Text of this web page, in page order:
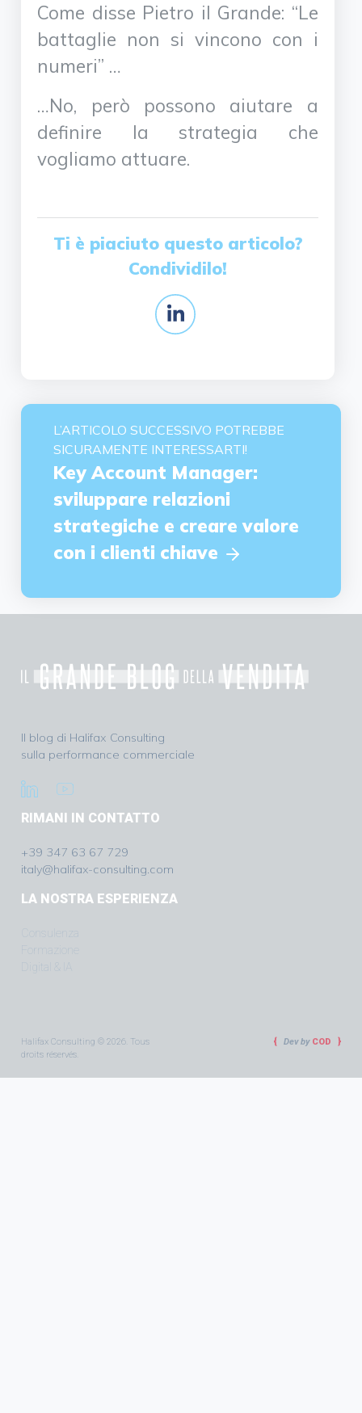
Come disse Pietro il Grande: “Le
battaglie non si vincono con i
numeri” …
…No, però possono aiutare a
definire la strategia che
vogliamo attuare.
Ti è piaciuto questo articolo?
Condividilo!
L’ARTICOLO SUCCESSIVO POTREBBE
SICURAMENTE INTERESSARTI!
Key Account Manager:
sviluppare relazioni
strategiche e creare valore
con i clienti chiave
Il blog di Halifax Consulting
sulla performance commerciale
RIMANI IN CONTATTO
+39 347 63 67 729
italy@halifax-consulting.com
LA NOSTRA ESPERIENZA
Consulenza
Formazione
Digital & IA
Halifax Consulting © 2026. Tous
droits réservés.
Dev by COD